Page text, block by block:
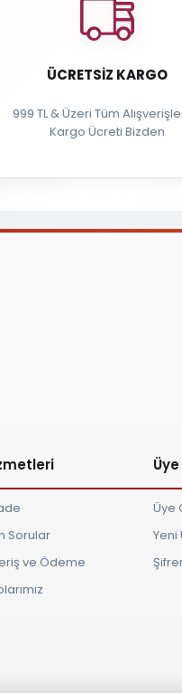
ÜCRETSIZ KARGO
999 TL & Üzeri Tüm
Kargo Ücreti Bizden
Sorular
ve Ödeme
Üye
Üye
Yeni